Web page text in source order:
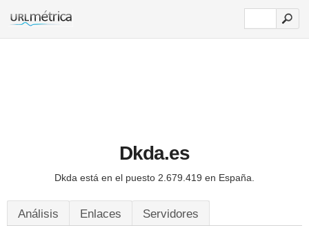
Dkda.es
Dkda está en el puesto 2.679.419 en España.
Análisis Enlaces Servidores